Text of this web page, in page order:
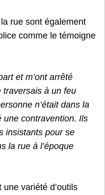
rue sont également
comme le témoigne
et m’ont arrêté
traversais à un feu
n’était dans la
une contravention. Ils
insistants pour se
la rue à l’époque
variété d’outils